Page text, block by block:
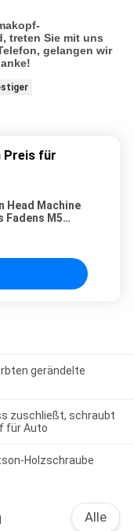
treten Sie mit uns
gelangen wir
Preis für
Head Machine
Fadens M5
gerändelte
zuschließt, schraubt
für Auto
Holzschraube
Alle